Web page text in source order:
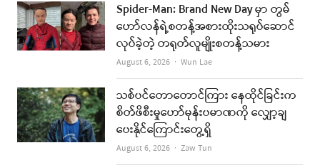
b
o
k
a
g
a
m
u
b
e
l
Spider-Man: Brand New Day မှာ တွမ်
ဟော်လန်ရဲ့စတန့်အစားထိုးသရုပ်ဆောင်
လုပ်ခဲ့တဲ့ တရုတ်လူမျိုးစတန့်သမား
August 6, 2026 Author
Wun Lae
သစ်ပင်တောတောင်ကြား နေထိုင်ခြင်းက
စိတ်ဖိစီးမှုဟော်မုန်းပမာဏကို လျှော့ချ
ပေးနိုင်ကြောင်းတွေ့ရှိ
August 6, 2026 Author
Zaw Tun